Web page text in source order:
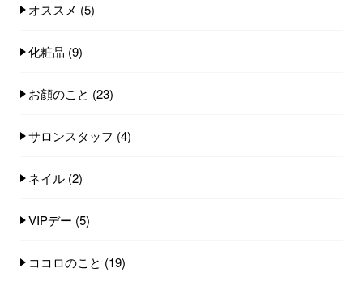
オススメ (5)
化粧品 (9)
お顔のこと (23)
サロンスタッフ (4)
ネイル (2)
VIPデー (5)
ココロのこと (19)